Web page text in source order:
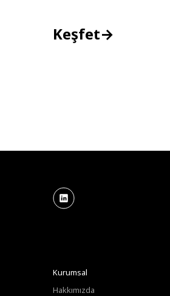
Keşfet→
Kurumsal
Hakkımızda